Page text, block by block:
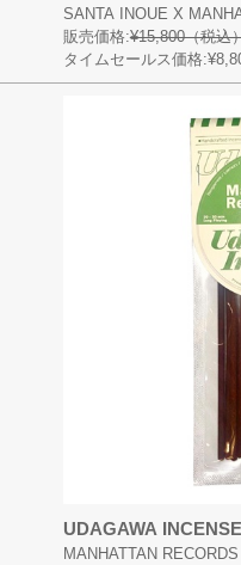
SANTA INOUE X
販売価格:¥15,800（税込
タイムセールス価格
UDAGAWA
MANHATTAN